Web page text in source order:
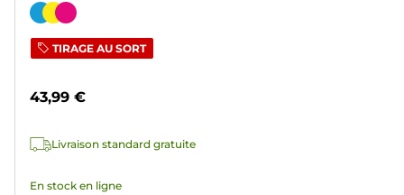
sur
étoiles.
avis
Cartouche
TIRAGE AU SORT
43,99 €
Livraison standard gratuite
En stock en ligne